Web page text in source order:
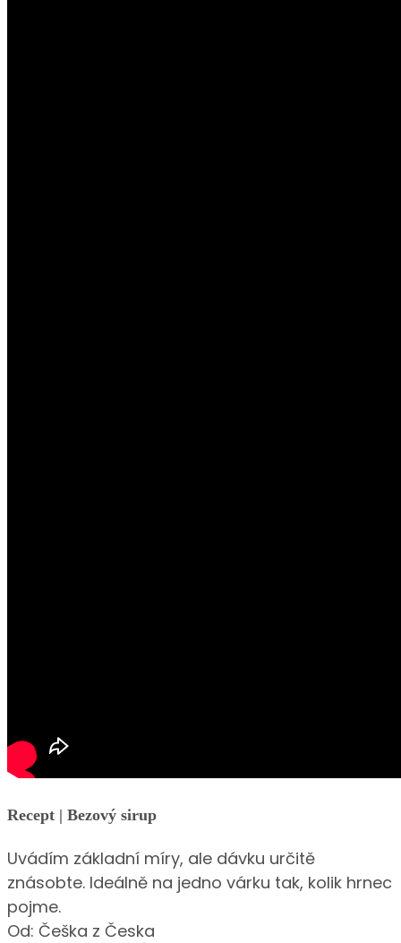
Recept | Bezový sirup
Uvádím základní míry, ale dávku určitě
znásobte. Ideálně na jedno várku tak, kolik hrnec
pojme.
Od: Češka z Česka